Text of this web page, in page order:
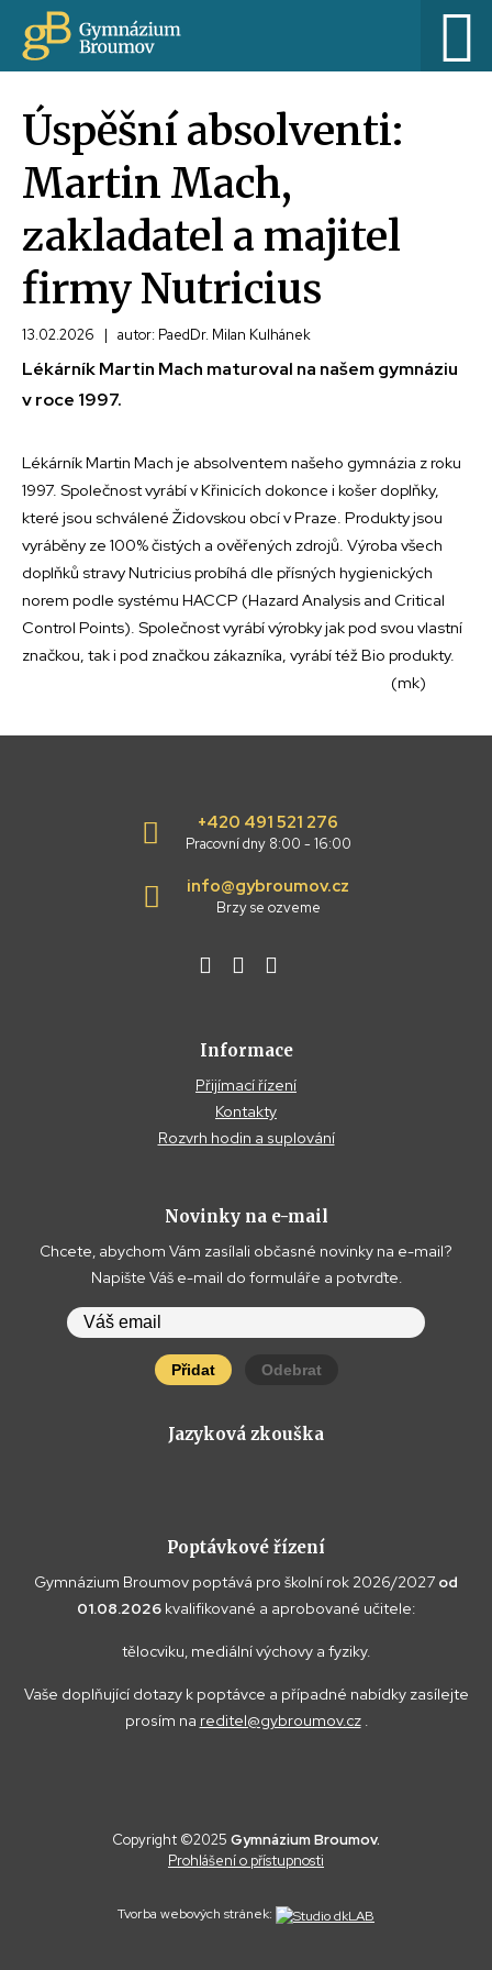
Úspěšní absolventi:
Martin Mach,
zakladatel a majitel
firmy Nutricius
13.02.2026 | autor: PaedDr. Milan Kulhánek
Lékárník Martin Mach maturoval na našem gymnáziu
v roce 1997.
Lékárník Martin Mach je absolventem našeho gymnázia z roku
1997. Společnost vyrábí v Křinicích dokonce i košer doplňky,
které jsou schválené Židovskou obcí v Praze. Produkty jsou
vyráběny ze 100% čistých a ověřených zdrojů. Výroba všech
doplňků stravy Nutricius probíhá dle přísných hygienických
norem podle systému HACCP (Hazard Analysis and Critical
Control Points). Společnost vyrábí výrobky jak pod svou vlastní
značkou, tak i pod značkou zákazníka, vyrábí též Bio produkty.
(mk)
+420 491 521 276
Pracovní dny 8:00 - 16:00
info@gybroumov.cz
Brzy se ozveme
Informace
Přijímací řízení
Kontakty
Rozvrh hodin a suplování
Novinky na e-mail
Chcete, abychom Vám zasílali občasné novinky na e-mail?
Napište Váš e-mail do formuláře a potvrďte.
Přidat Odebrat
Jazyková zkouška
Poptávkové řízení
Gymnázium Broumov poptává pro školní rok 2026/2027 od
01.08.2026 kvalifikované a aprobované učitele:
tělocviku, mediální výchovy a fyziky.
Vaše doplňující dotazy k poptávce a případné nabídky zasílejte
prosím na reditel@gybroumov.cz.
Tvorba webových stránek:
Copyright ©2025 Gymnázium Broumov.
Prohlášení o přístupnosti